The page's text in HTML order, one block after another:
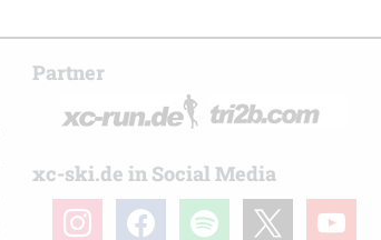
Partner
xc-ski.de in Social Media
instagramfacebookspotify youtube